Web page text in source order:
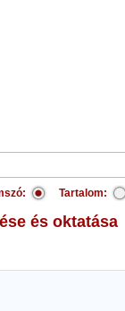
Tartalom:
és oktatása